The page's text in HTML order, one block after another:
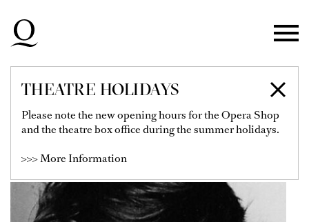
Skip to main navigation
Skip to footer
THEATRE HOLIDAYS
Please note the new opening hours for the Opera Shop
and the theatre box office during the summer holidays.
>>> More Information
PAUL BARRITT